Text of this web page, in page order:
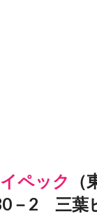
ペック
－2 三葉